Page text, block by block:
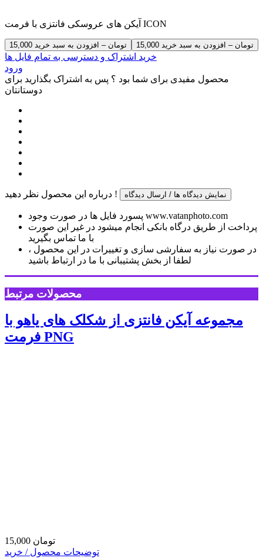
آیکن های عروسکی فانتزی با فرمت ICON
15,000 تومان – افزودن به سبد خرید
خرید اشتراک و دسترسی به تمام فایل ها
ورود
محصول مفیدی برای شما بود ؟ پس به اشتراک بگذارید برای
دوستانتان
درباره این محصول نظر دهید ! نمایش دیدگاه ها / ارسال دیدگاه
پسورد فایل ها در صورت وجود www.vatanphoto.com
پرداخت از طریق درگاه بانکی انجام میشود در غیر این صورت
با ما تماس بگیرید
در صورت نیاز به سفارشی سازی و تغییرات در این محصول ،
لطفا از بخش پشتیبانی با ما در ارتباط باشید
محصولات مرتبط
مجموعه آیکن فانتزی از شکلک های یاهو با
فرمت PNG
15,000 تومان
توضیحات محصول / خرید